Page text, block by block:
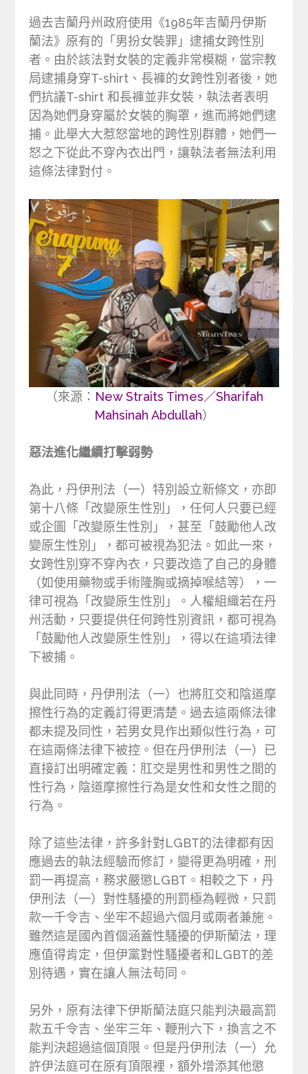
過去吉蘭丹州政府使用《1985年吉蘭丹伊斯
蘭法》原有的「男扮女裝罪」逮捕女跨性別
者。由於該法對女裝的定義非常模糊，當宗教
局逮捕身穿T-shirt、長褲的女跨性別者後，她
們抗議T-shirt 和長褲並非女裝，執法者表明
因為她們身穿屬於女裝的胸罩，進而將她們逮
捕。此舉大大惹怒當地的跨性別群體，她們一
怒之下從此不穿內衣出門，讓執法者無法利用
這條法律對付。
（來源： New Straits Times／Sharifah
Mahsinah Abdullah）
惡法進化繼續打擊弱勢
為此，丹伊刑法（一）特別設立新條文，亦即
第十八條「改變原生性別」，任何人只要已經
或企圖「改變原生性別」，甚至「鼓勵他人改
變原生性別」，都可被視為犯法。如此一來，
女跨性別穿不穿內衣，只要改造了自己的身體
（如使用藥物或手術隆胸或摘掉喉結等），一
律可視為「改變原生性別」。人權組織若在丹
州活動，只要提供任何跨性別資訊，都可視為
「鼓勵他人改變原生性別」，得以在這項法律
下被捕。
與此同時，丹伊刑法（一）也將肛交和陰道摩
擦性行為的定義訂得更清楚。過去這兩條法律
都未提及同性，若男女見作出類似性行為，可
在這兩條法律下被控。但在丹伊刑法（一）已
直接訂出明確定義：肛交是男性和男性之間的
性行為，陰道摩擦性行為是女性和女性之間的
行為。
除了這些法律，許多針對LGBT的法律都有因
應過去的執法經驗而修訂，變得更為明確，刑
罰一再提高，務求嚴懲LGBT。相較之下，丹
伊刑法（一）對性騷擾的刑罰極為輕微，只罰
款一千令吉、坐牢不超過六個月或兩者兼施。
雖然這是國內首個涵蓋性騷擾的伊斯蘭法，理
應值得肯定，但伊黨對性騷擾者和LGBT的差
別待遇，實在讓人無法苟同。
另外，原有法律下伊斯蘭法庭只能判決最高罰
款五千令吉、坐牢三年、鞭刑六下，換言之不
能判決超過這個頂限。但是丹伊刑法（一）允
許伊法庭可在原有頂限裡，額外增添其他懲